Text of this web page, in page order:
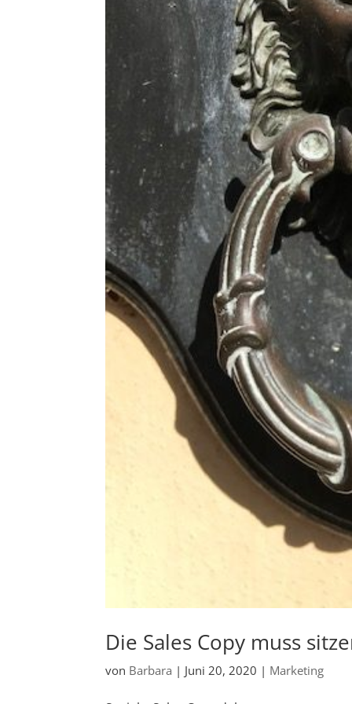
Die Sales Copy muss
von Barbara | Juni 20, 2020 | Marketing